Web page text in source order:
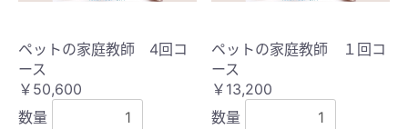
ペットの家庭教師 4回コ
ース
￥50,600
数量
ペットの家庭教師 １回コ
ース
￥13,200
数量